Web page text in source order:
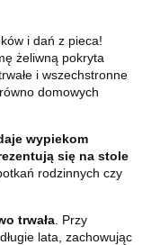
i dań z pieca!
żeliwną pokryta
i wszechstronne
domowych
wypiekom
się na stole
rodzinnych czy
trwała . Przy
lata, zachowując